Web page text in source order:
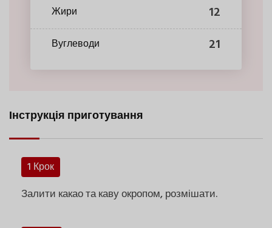
Жири 12
Вуглеводи 21
Інструкція приготування
1 Крок
Залити какао та каву окропом, розмішати.